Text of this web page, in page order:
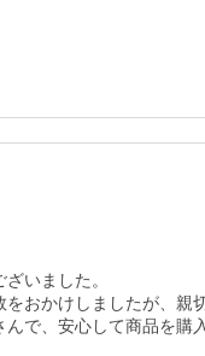
いました。
おかけしましたが、親
で、安心して商品を購